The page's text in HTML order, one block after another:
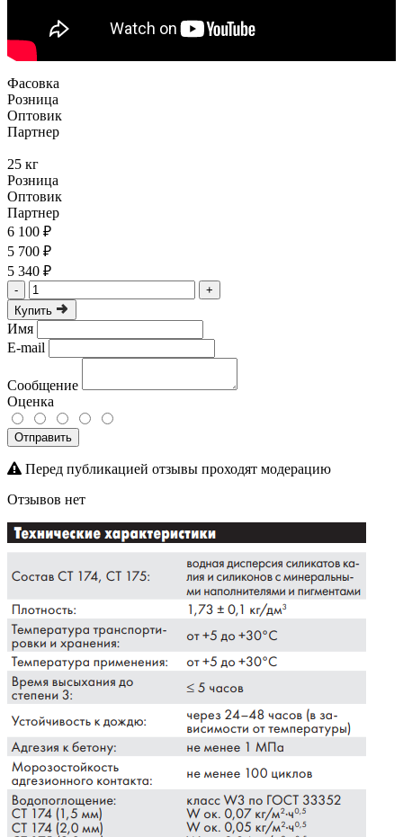
Фасовка
Розница
Оптовик
Партнер
25 кг
Розница
Оптовик
Партнер
6 100 ₽
5 700 ₽
5 340 ₽
-
+
Купить
Имя
E-mail
Сообщение
Оценка
Отправить
Перед публикацией отзывы проходят модерацию
Отзывов нет